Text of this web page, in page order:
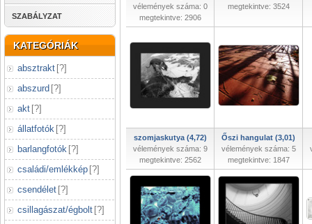
SZABÁLYZAT
KATEGÓRIÁK
absztrakt [?]
abszurd [?]
akt [?]
állatfotók [?]
barlangfotók [?]
családi/emlékkép [?]
csendélet [?]
csillagászat/égbolt [?]
vélemények száma: 0
megtekintve: 2906
megtekintve: 3524
szomjaskutya (4,72)
vélemények száma: 9
megtekintve: 2562
Őszi hangulat (3,01)
vélemények száma: 5
megtekintve: 1847